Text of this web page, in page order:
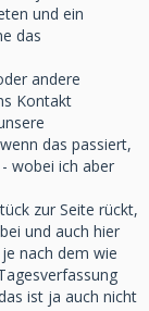
und ein
das
andere
Kontakt
das passiert,
wobei ich aber
zur Seite rückt,
und auch hier
nach dem wie
ist ja auch nicht